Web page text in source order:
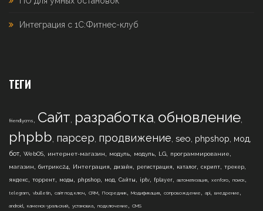
Интеграция с 1С:Фитнес-клуб
ТЕГИ
friendlycms , Сайт, разработка, обновление,
phpbb, парсер, продвижение, seo, phpshop, мод,
бот, WebOS, интернет-магазин, модуль, модуль, LG, программирование,
магазин, битрикс24, Интеграция, дизайн , регистрация , каталог, скрипт, трекер,
яндекс, торрент, моды , phpshop, мод, Сайты , iptv, fplayer, автоматизация, xenforo, поиск,
telegram, vbulletin, сайт под ключ, CRM, Посредник, Модификация, сопровождение , api, внедрение ,
android, каменск-уральский, установка, подключение , CMS